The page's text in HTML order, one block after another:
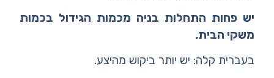
יש פחות התחלות בניה מכמות הגידול בכמות
משקי הבית.
בעברית קלה: יש יותר ביקוש מהיצע.